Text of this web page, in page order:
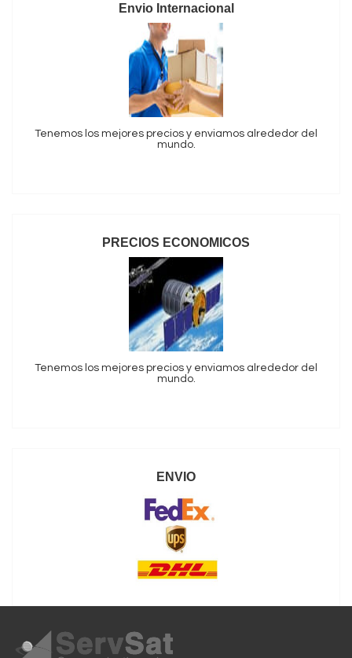
Envio Internacional
Tenemos los mejores precios y enviamos alrededor del
mundo.
PRECIOS ECONOMICOS
Tenemos los mejores precios y enviamos alrededor del
mundo.
ENVIO